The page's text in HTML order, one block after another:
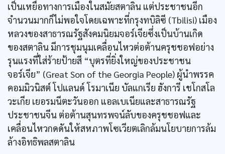
เป็นเหยื่อทางการเมืองในสมัยสตาลิน แต่ประชาชนอีก
จำนวนมากก็ไม่พอใจโดยเฉพาะที่กรุงทบิลิซี (Tbilisi) เมือง
หลวงของสาธารณรัฐสังคมนิยมจอร์เจียซึ่งเป็นบ้านเกิด
ของสตาลิน มีการชุมนุมเคลื่อนไหวต่อต้านครุชชอฟอย่าง
รุนแรงที่ใส่ร้ายป้ายสี “บุตรที่ยิ่งใหญ่ของประชาชน
จอร์เจีย” (Great Son of the Georgia People) ผู้นำพรรค
คอมมิวนิสต์ โปแลนด์ โรมาเนีย บัลแกเรีย ฮังการี เชโกสโล
วะเกีย เยอรมนีตะวันออก แอลเบเนียและสาธารณรัฐ
ประชาชนจีน ต่อต้านสุนทรพจน์ลับของครุชชอฟและ
เคลื่อนไหวกดดันให้สหภาพโซเวียตเลิกล้มนโยบายการล้ม
ล้างอิทธิพลสตาลิน